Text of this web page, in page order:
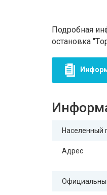
Подробная
остановка
Населенный
Адрес